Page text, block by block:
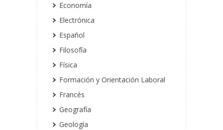
Economía
Electrónica
Español
Filosofía
Física
Formación y Orientación Laboral
Francés
Geografía
Geología